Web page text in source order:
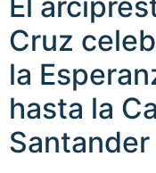
Cruz
la
hasta la
Santander